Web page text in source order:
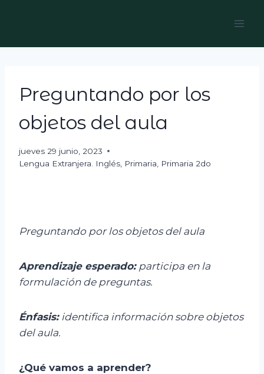
Preguntando por los
objetos del aula
jueves 29 junio, 2023
Lengua Extranjera. Inglés Primaria Primaria 2do
Preguntando por los objetos del aula
Aprendizaje esperado: participa en la
formulación de preguntas.
Énfasis: identifica información sobre objetos
del aula.
¿Qué vamos a aprender?